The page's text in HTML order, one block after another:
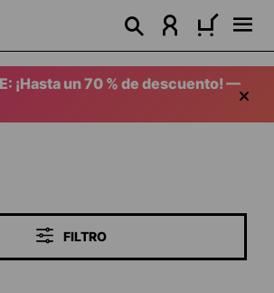
¡Hasta un 70 % de descuento! —
FILTRO